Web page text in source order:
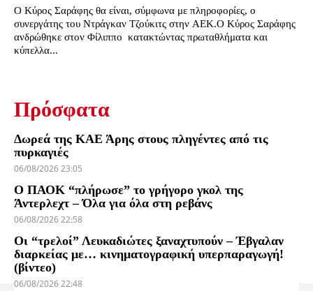
Ο Κύρος Σαράφης θα είναι, σύμφωνα με πληροφορίες, ο
συνεργάτης του Ντράγκαν Τζούκιτς στην ΑΕΚ.Ο Κύρος Σαράφης
ανδρώθηκε στον Φίλιππο κατακτώντας πρωταθλήματα και
κύπελλα...
Πρόσφατα
Δωρεά της ΚΑΕ Άρης στους πληγέντες από τις
πυρκαγιές
06/08/2026 23:05
Ο ΠΑΟΚ “πλήρωσε” το γρήγορο γκολ της
Άντερλεχτ – Όλα για όλα στη ρεβάνς
06/08/2026 22:58
Οι “τρελοί” Λευκαδιώτες ξαναχτυπούν – Έβγαλαν
διαρκείας με… κινηματογραφική υπερπαραγωγή!
(βίντεο)
06/08/2026 22:48